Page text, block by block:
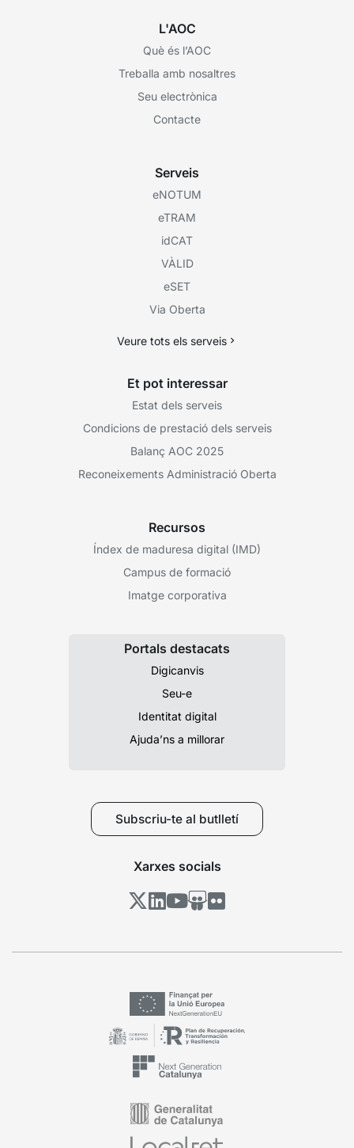
L'AOC
Què és l’AOC
Treballa amb nosaltres
Seu electrònica
Contacte
Serveis
eNOTUM
eTRAM
idCAT
VÀLID
eSET
Via Oberta
Veure tots els serveis
Et pot interessar
Estat dels serveis
Condicions de prestació dels serveis
Balanç AOC 2025
Reconeixements Administració Oberta
Recursos
Índex de maduresa digital (IMD)
Campus de formació
Imatge corporativa
Portals destacats
Digicanvis
Seu-e
Identitat digital
Ajuda’ns a millorar
Subscriu-te al butlletí
Xarxes socials